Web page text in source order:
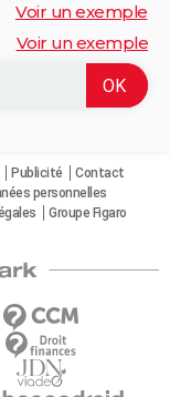
Voir un exemple
Voir un exemple
Publicité
Contact
personnelles
Groupe Figaro